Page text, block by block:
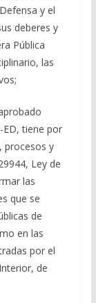
y el
deberes y
Pública
las
tiene por
procesos y
Ley de
las
que se
de
en las
por el
de